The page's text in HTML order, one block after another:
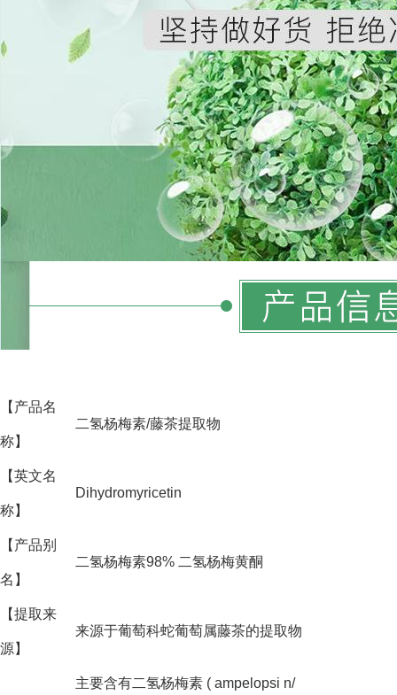
【产品名
称】
二氢杨梅素/藤茶提取物
【英文名
称】
Dihydromyricetin
【产品别
名】
二氢杨梅素98% 二氢杨梅黄酮
【提取来
源】
来源于葡萄科蛇葡萄属藤茶的提取物
主要含有二氢杨梅素 ( ampelopsi n/